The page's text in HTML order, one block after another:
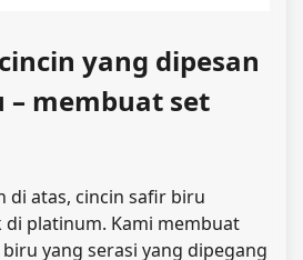
yang dipesan
– membuat set
di atas, cincin safir biru
di platinum. Kami membuat
yang serasi yang dipegang